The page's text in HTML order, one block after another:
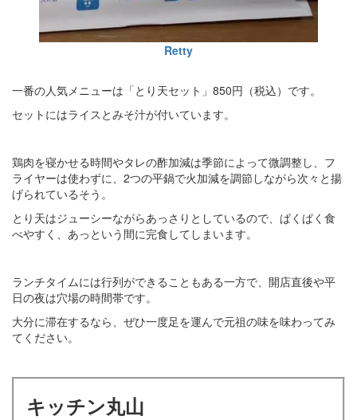
Retty
一番の人気メニューは「とり天セット」850円（税込）です。
セットにはライスとみそ汁が付いています。
鶏肉を寝かせる時間やタレの酢加減は季節によって微調整し、フ
ライヤーは使わずに、2つの平鍋で火加減を調節しながら次々と揚
げられているそう。
とり天はジューシーながらあっさりとしているので、ぱくぱく食
べやすく、あっという間に完食してしまいます。
ランチタイムには行列ができることもある一方で、開店直後や平
日の夜は穴場の時間帯です。
大分に滞在するなら、ぜひ一度足を運んで元祖の味を味わってみ
てください。
キッチン丸山